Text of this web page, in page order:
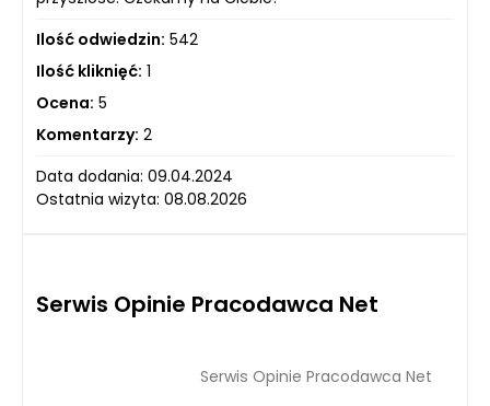
Ilość odwiedzin: 542
Ilość kliknięć: 1
Ocena: 5
Komentarzy: 2
Data dodania: 09.04.2024
Ostatnia wizyta: 08.08.2026
Serwis Opinie Pracodawca Net
Serwis Opinie Pracodawca Net